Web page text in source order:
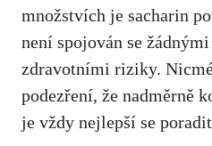
množstvích je sacharin
není spojován se
zdravotními riziky.
podezření, že nadměrně
je vždy nejlepší se